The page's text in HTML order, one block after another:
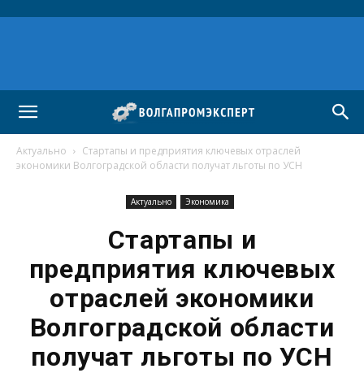
Актуально
Стартапы и предприятия ключевых отраслей
экономики Волгоградской области получат льготы по УСН
Актуально Экономика
Стартапы и
предприятия ключевых
отраслей экономики
Волгоградской области
получат льготы по УСН